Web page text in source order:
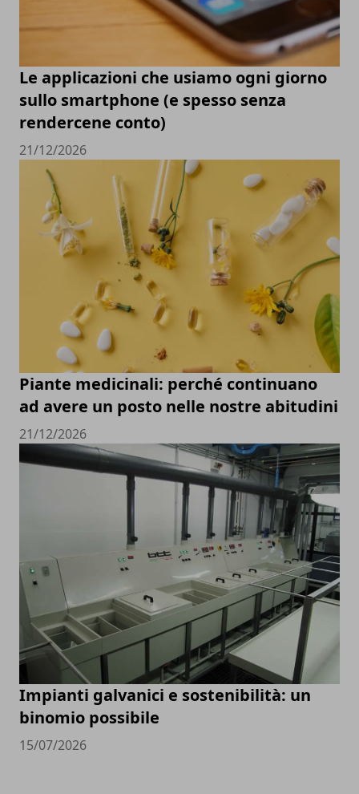
Le applicazioni che usiamo ogni giorno
sullo smartphone (e spesso senza
rendercene conto)
21/12/2026
Piante medicinali: perché continuano
ad avere un posto nelle nostre abitudini
21/12/2026
Impianti galvanici e sostenibilità: un
binomio possibile
15/07/2026